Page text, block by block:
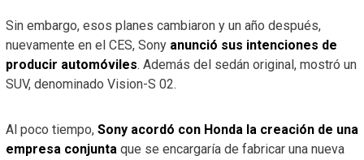
Sin embargo, esos planes cambiaron y un año después,
nuevamente en el CES, Sony anunció sus intenciones de
producir automóviles. Además del sedán original, mostró un
SUV, denominado Vision-S 02.
Al poco tiempo, Sony acordó con Honda la creación de una
empresa conjuntaque se encargaría de fabricar una nueva